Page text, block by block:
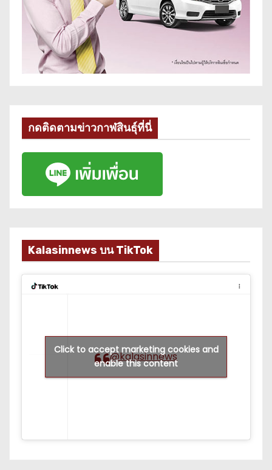
กดติดตามข่าวกาฬสินธุ์ที่นี่
Kalasinnews บน TikTok
@kalasinnews
Click to accept marketing cookies and
enable this content